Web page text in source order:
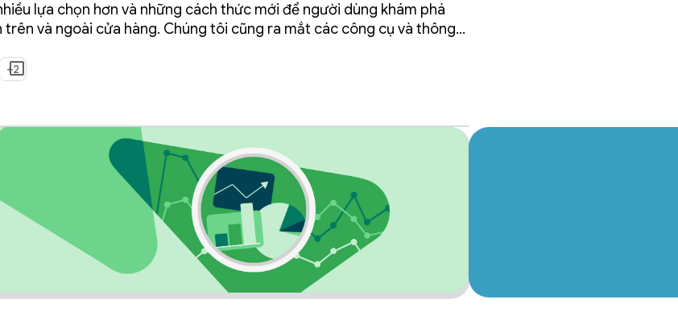
lựa chọn hơn và những cách thức mới để người dùng khám phá
trên và ngoài cửa hàng. Chúng tôi cũng ra mắt các công cụ và thông
rộng quy mô hoạt động kinh doanh đơn giản hơn.
+2